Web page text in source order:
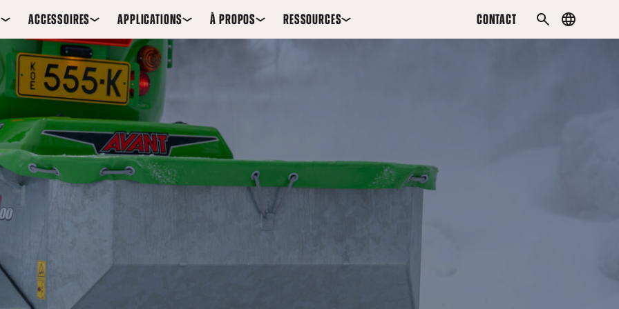
ACCESSOIRES APPLICATIONS À PROPOS RESSOURCES CONTACT
SEARCHCountry
menu